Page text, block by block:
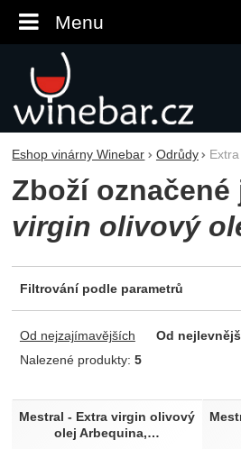
Menu
Eshop vinárny Winebar Odrůdy
Zboží
virgin olivový
Filtrování podle parametrů
-
Obsah láhve (l)
0,5
0,75
Od nejzajímavějších Od
Nalezené produkty: 5
Produkty
Mestral - Extra virgin olivový
olej Arbequina,…